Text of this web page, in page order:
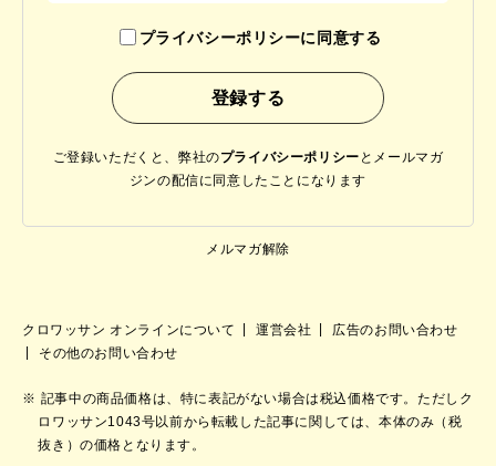
プライバシーポリシーに同意する
ご登録いただくと、弊社のプライバシーポリシー と メールマガ
ジンの配信に同意したことになります
メルマガ解除
クロワッサン オンラインについて 運営会社
広告のお問い合わせ
その他のお問い合わせ
記事中の商品価格は、特に表記がない場合は税込価格です。ただしク
ロワッサン1043号以前から転載した記事に関しては、本体のみ（税
抜き）の価格となります。